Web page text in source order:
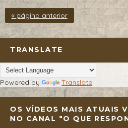
« página anterior
TRANSLATE
Powered by Translate
OS VÍDEOS MAIS ATUAIS
NO CANAL "O QUE